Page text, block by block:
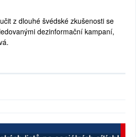
z dlouhé švédské zkušenosti se
dezinformační kampaní,